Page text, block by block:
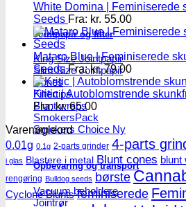
Jointpapir og filter
King Size Jointpapir
Slim Size Jointpapir
Cones
Filtertips
Blunt wraps
SmokersPack
Smokers Choice
Opbevaring og transport
Vacuum beholdere
Jointrør
White Domina | Feminiserede
Seeds Fra: kr. 55.00
Mataro Blue | Feminiserede
Seeds Fra:kr.79.00
Kritic | Autoblomstrende
Fra:kr.65.00
Varenøgleord
0.01g 0.1g 2-parts grinder 4-parts
i glas Blastere i metal Blunt cones blunt
rengøring Bulldog seeds børste
Cyclone Blunts feminiserede